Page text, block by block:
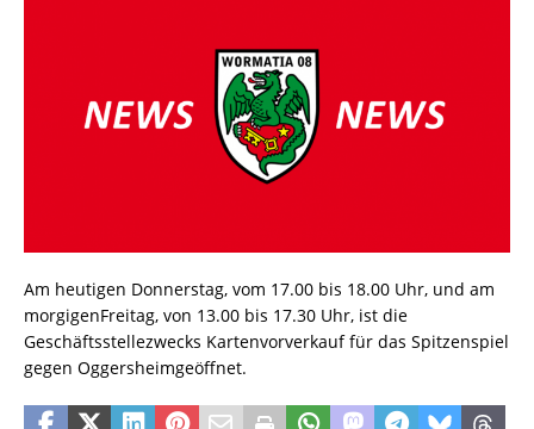
Am heutigen Donnerstag, vom 17.00 bis 18.00 Uhr, und am
morgigenFreitag, von 13.00 bis 17.30 Uhr, ist die
Geschäftsstellezwecks Kartenvorverkauf für das Spitzenspiel
gegen Oggersheimgeöffnet.